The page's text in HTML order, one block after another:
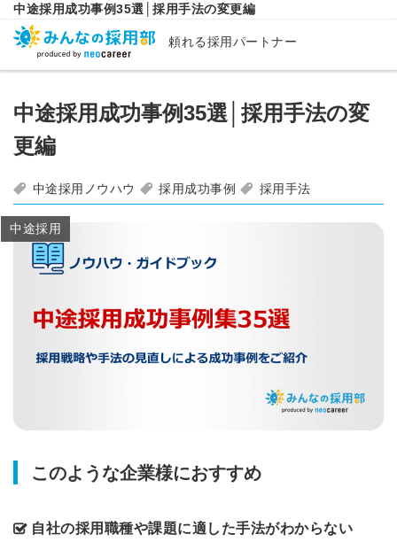
中途採用成功事例35選│採用手法の変更編
頼れる採用パートナー
中途採用成功事例35選│採用手法の変
更編
中途採用ノウハウ 採用成功事例 採用手法
中途採用
このような企業様におすすめ
自社の採用職種や課題に適した手法がわからない